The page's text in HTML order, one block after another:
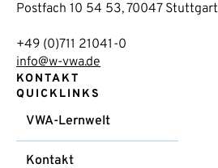
Postfach 10 54 53, 70047 Stuttgart
+49 (0)711 21041-0
info@w-vwa.de
KONTAKT
QUICKLINKS
VWA-Lernwelt
Kontakt